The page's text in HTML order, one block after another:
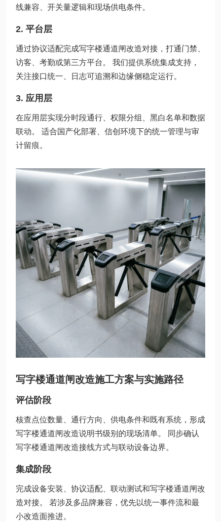
线兼容、开关量逻辑和现场供电条件。
2. 平台层
通过协议适配完成写字楼通道闸改造对接，打通门禁、
访客、考勤或第三方平台。 我们提供系统集成支持，
关注接口统一、日志可追溯和边缘侧稳定运行。
3. 应用层
在应用层实现分时段通行、权限分组、黑白名单和数据
联动。 适合国产化部署、信创环境下的统一管理与审
计留痕。
写字楼通道闸改造施工方案与实施路径
评估阶段
核查点位数量、通行方向、供电条件和既有系统，形成
写字楼通道闸改造说明书级别的现场清单。 同步确认
写字楼通道闸改造接线方式与联动设备边界。
集成阶段
完成设备安装、协议适配、联动测试和写字楼通道闸改
造对接。 若涉及多品牌兼容，优先以统一事件流和最
小改造面推进。